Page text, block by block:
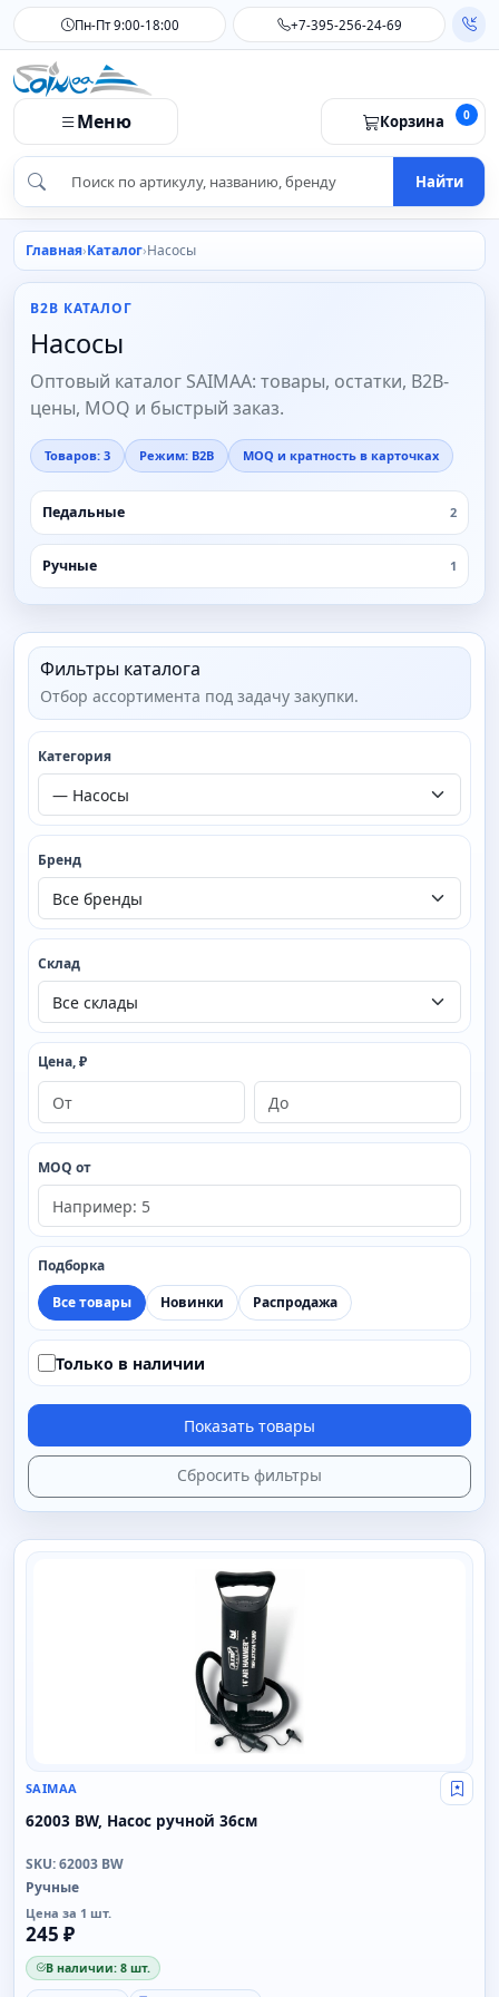
Пн-Пт 9:00-18:00 +7-395-256-24-69
Меню Корзина 0
Найти
Главная Каталог Насосы
B2B КАТАЛОГ
Насосы
Оптовый каталог SAIMAA: товары, остатки, B2B-
цены, MOQ и быстрый заказ.
Товаров: 3 Режим: B2B MOQ и кратность в карточках
Педальные 2
Ручные 1
Фильтры каталога
Отбор ассортимента под задачу закупки.
Категория
Бренд
Склад
Цена, ₽
MOQ от
Подборка
Все товары
Новинки Распродажа
Только в наличии
Показать товары
Сбросить фильтры
SAIMAA
SAIMAA Свой
62003 BW, Насос ручной 36см
SKU: 62003 BW
Ручные
Цена за 1 шт.
245 ₽
В наличии: 8 шт.